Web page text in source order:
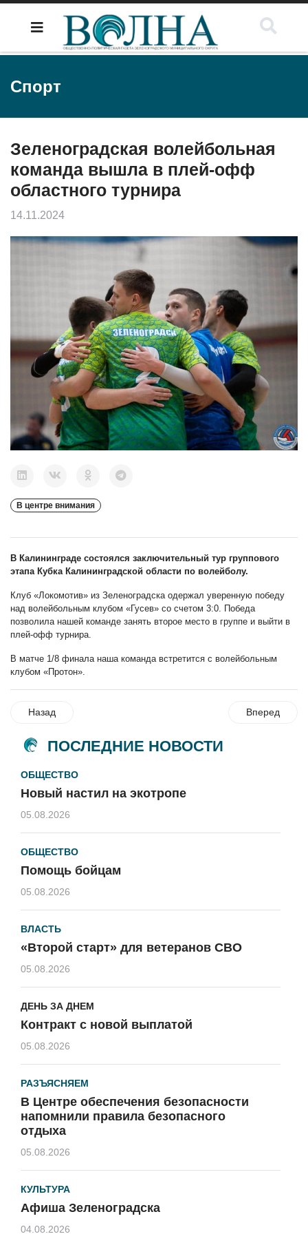
Спорт
Зеленоградская волейбольная
команда вышла в плей-офф
областного турнира
14.11.2024
В центре внимания
В Калининграде состоялся заключительный тур группового
этапа Кубка Калининградской области по волейболу.
Клуб «Локомотив» из Зеленоградска одержал уверенную победу
над волейбольным клубом «Гусев» со счетом 3:0. Победа
позволила нашей команде занять второе место в группе и выйти в
плей-офф турнира.
В матче 1/8 финала наша команда встретится с волейбольным
клубом «Протон».
Назад Вперед
ПОСЛЕДНИЕ НОВОСТИ
ОБЩЕСТВО
Новый настил на экотропе
05.08.2026
ОБЩЕСТВО
Помощь бойцам
05.08.2026
ВЛАСТЬ
«Второй старт» для ветеранов СВО
05.08.2026
ДЕНЬ ЗА ДНЕМ
Контракт с новой выплатой
05.08.2026
РАЗЪЯСНЯЕМ
В Центре обеспечения безопасности
напомнили правила безопасного
отдыха
05.08.2026
КУЛЬТУРА
Афиша Зеленоградска
04.08.2026